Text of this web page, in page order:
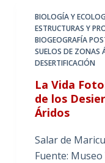
BIOLOGÍA Y
ESTRUCTURAS Y
BIOGEOGRAFÍA
SUELOS DE ZONAS
DESERTIFICACIÓN
La Vida
de los
Áridos
Salar de
Fuente: